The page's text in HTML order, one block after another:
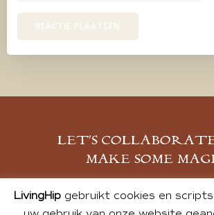
LET’S
MAKE SOME
MELD JE AAN
LivingHipgebruikt cookies en scripts